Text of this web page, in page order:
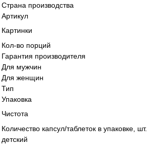
Страна производства
Артикул
Картинки
Кол-во порций
Гарантия производителя
Для мужчин
Для женщин
Тип
Упаковка
Чистота
Количество капсул/таблеток в упаковке, шт.
детский